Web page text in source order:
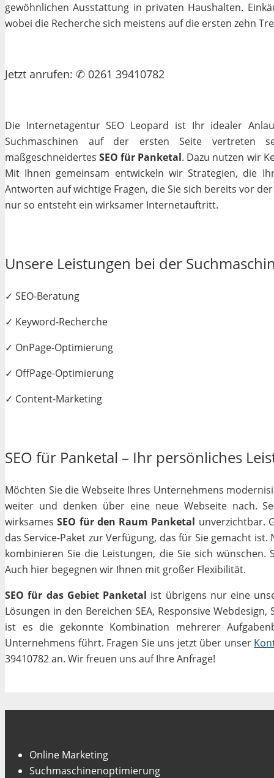
gewöhnlichen Ausstattung in privaten Haushalten.
wobei die Recherche sich meistens auf die ersten zehn
Jetzt anrufen: ✆ 0261 39410782
Die Internetagentur SEO Leopard ist Ihr idealer
Suchmaschinen auf der ersten Seite vertreten
maßgeschneidertesSEO für Panketal. Dazu nutzen wir
Mit Ihnen gemeinsam entwickeln wir Strategien, die
Antworten auf wichtige Fragen, die Sie sich bereits vor
nur so entsteht ein wirksamer Internetauftritt.
Unsere Leistungen bei der
✓ SEO-Beratung
✓ Keyword-Recherche
✓ OnPage-Optimierung
✓ OffPage-Optimierung
✓ Content-Marketing
SEO für Panketal – Ihr persönliches
Möchten Sie die Webseite Ihres Unternehmens
weiter und denken über eine neue Webseite nach.
wirksamesSEO für den Raum Panketal unverzichtbar.
das Service-Paket zur Verfügung, das für Sie gemacht
kombinieren Sie die Leistungen, die Sie sich wünschen.
Auch hier begegnen wir Ihnen mit großer Flexibilität.
SEO für das Gebiet Panketal ist übrigens nur eine
Lösungen in den Bereichen SEA, Responsive
ist es die gekonnte Kombination mehrerer
Unternehmens führt. Fragen Sie uns jetzt über unser
39410782 an. Wir freuen uns auf Ihre Anfrage!
Online Marketing
Suchmaschinenoptimierung